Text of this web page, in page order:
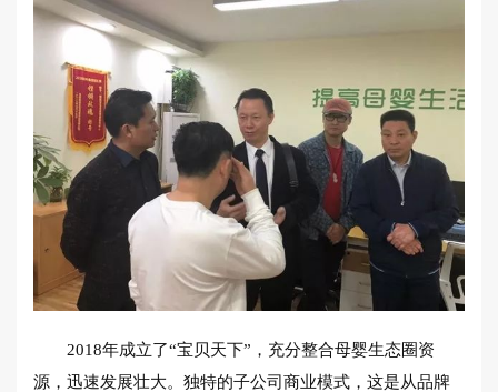
2018年成立了“宝贝天下”，充分整合母婴生态圈资
源，迅速发展壮大。独特的子公司商业模式，这是从品牌